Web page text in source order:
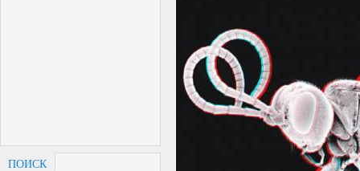
ПОИСК